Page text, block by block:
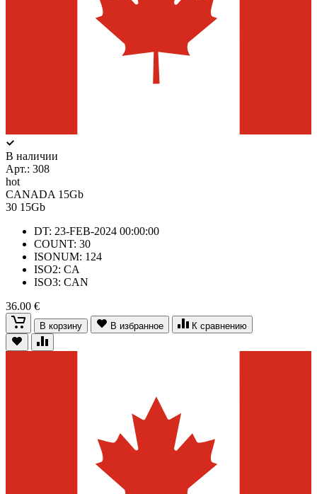
В наличии
Арт.: 308
hot
CANADA 15Gb
30 15Gb
DT: 23-FEB-2024 00:00:00
COUNT: 30
ISONUM: 124
ISO2: CA
ISO3: CAN
36.00 €
В корзину В избранное К сравнению